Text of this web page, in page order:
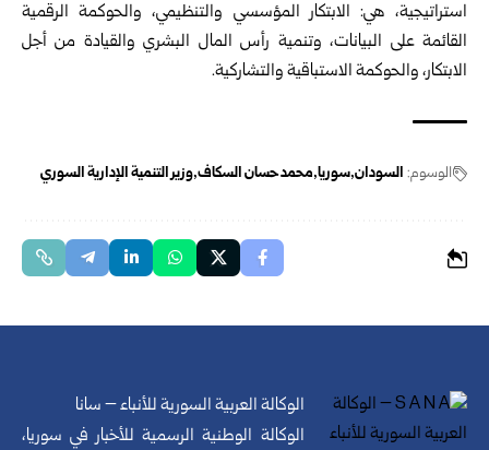
استراتيجية، هي: الابتكار المؤسسي والتنظيمي، والحوكمة الرقمية
القائمة على البيانات، وتنمية رأس المال البشري والقيادة من أجل
الابتكار، والحوكمة الاستباقية والتشاركية.
الوسوم: السودان سوريا محمد حسان السكاف وزير التنمية الإدارية السوري
الوكالة العربية السورية للأنباء – سانا
الوكالة الوطنية الرسمية للأخبار في سوريا،